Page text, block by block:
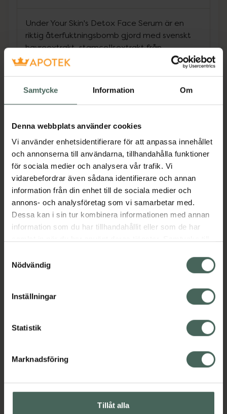
Samtycke Information Om
Denna webbplats använder cookies
Vi använder enhetsidentifierare för att anpassa innehållet
och annonserna till användarna, tillhandahålla funktioner
för sociala medier och analysera vår trafik. Vi
vidarebefordrar även sådana identifierare och annan
information från din enhet till de sociala medier och
annons- och analysföretag som vi samarbetar med.
Dessa kan i sin tur kombinera informationen med annan
information som du har tillhandahållit eller som de har
återkalla ditt samtycke via webbplatsens
cookieinställningar. Ett återkallat samtycke påverkar inte
lagligheten av behandling som skett innan återkallelsen.
Nödvändig
Inställningar
Statistik
Marknadsföring
Tillåt alla
Under Your Skin's Detox Face Serum är en
riktig återfuktningsbomb gjord med svenskt
havreextrakt, stamcellsextrakt från
mjölktistel och glycoin. Detta serum ökar
återfuktningen, elasticiteten och jämnar ut
effekt med prebiotiskt stöd.
Detox Face Serum fungerar (tillsammans
med Detox Face Cream) som ett naturligt
sätt att gå från syntetisk hudvård till 100 %
naturlig. Stamcells extrakt från svensk
mjölktistel boostar din hud med antioxidanter.
Detta ansiktsserum återfuktar och ger näring
åt din hud samt ger den en prebiotisk boost
som jämnar ut hudtonen.
EAN: 07350102051022
Ansiktsserum
Innehåll Visa
Visa
Upptäck flera produkter inom
Ansiktsvård